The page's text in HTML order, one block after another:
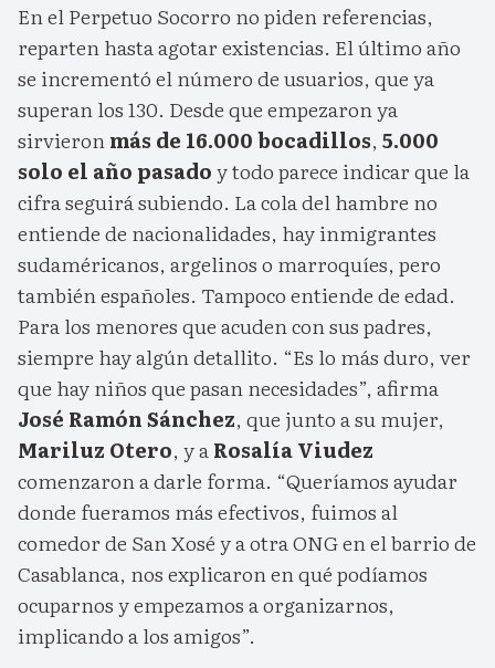
En el Perpetuo Socorro no piden referencias,
reparten hasta agotar existencias. El último año
se incrementó el número de usuarios, que ya
superan los 130. Desde que empezaron ya
sirvieronmás de 16.000 bocadillos, 5.000
solo el año pasadoy todo parece indicar que la
cifra seguirá subiendo. La cola del hambre no
entiende de nacionalidades, hay inmigrantes
sudaméricanos, argelinos o marroquíes, pero
también españoles. Tampoco entiende de edad.
Para los menores que acuden con sus padres,
siempre hay algún detallito. “Es lo más duro, ver
que hay niños que pasan necesidades”, afirma
José Ramón Sánchez, que junto a su mujer,
Mariluz Otero, y aRosalía Viudez
comenzaron a darle forma. “Queríamos ayudar
donde fueramos más efectivos, fuimos al
comedor de San Xosé y a otra ONG en el barrio de
Casablanca, nos explicaron en qué podíamos
ocuparnos y empezamos a organizarnos,
implicando a los amigos”.